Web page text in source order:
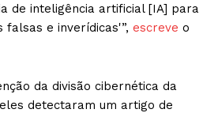
de inteligência artificial [IA] para
e inverídicas'”, escreve o
da divisão cibernética da
detectaram um artigo de